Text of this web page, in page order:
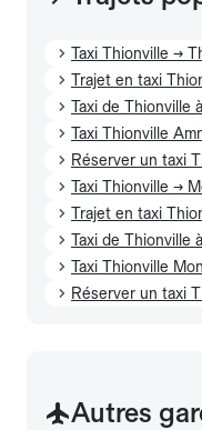
Taxi Thionville →
Trajet en taxi
Taxi de Thionville
Taxi Thionville
Réserver un taxi
Taxi Thionville →
Trajet en taxi
Taxi de Thionville
Taxi Thionville
Réserver un taxi
Autres